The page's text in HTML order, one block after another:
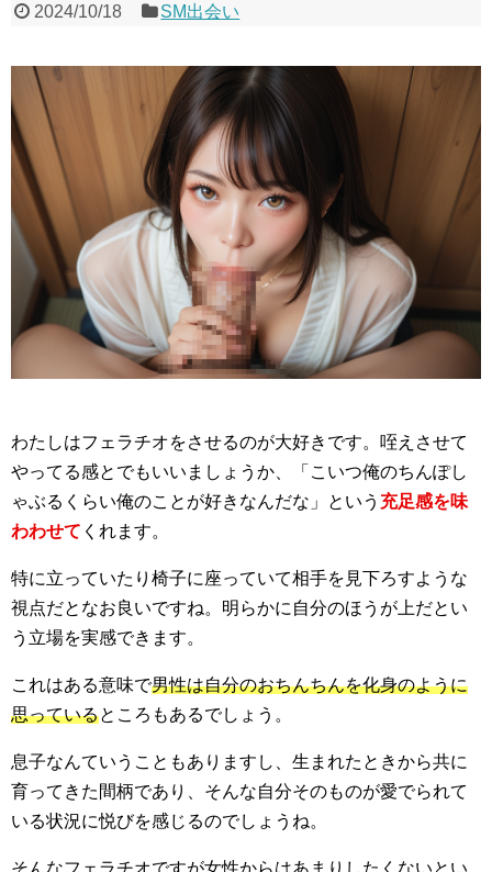
2024/10/18 SM出会い
わたしはフェラチオをさせるのが大好きです。咥えさせて
やってる感とでもいいましょうか、「こいつ俺のちんぽし
ゃぶるくらい俺のことが好きなんだな」という 充足感を味
わわせて くれます。
特に立っていたり椅子に座っていて相手を見下ろすような
視点だとなお良いですね。明らかに自分のほうが上だとい
う立場を実感できます。
これはある意味で男性は自分のおちんちんを化身のように
思っているところもあるでしょう。
息子なんていうこともありますし、生まれたときから共に
育ってきた間柄であり、そんな自分そのものが愛でられて
いる状況に悦びを感じるのでしょうね。
そんなフェラチオですが女性からはあまりしたくないとい